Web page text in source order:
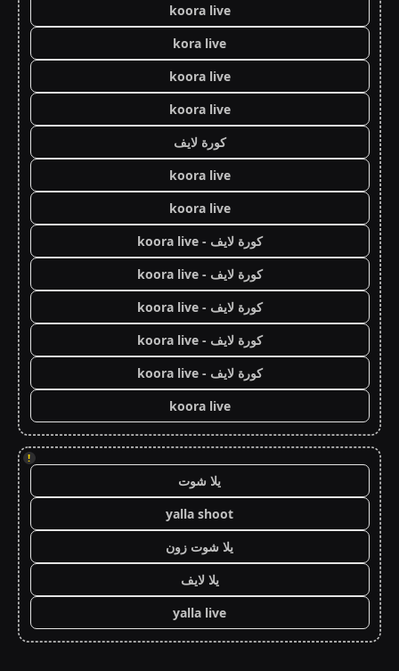
koora live
kora live
koora live
koora live
كورة لايف
koora live
koora live
كورة لايف - koora live
كورة لايف - koora live
كورة لايف - koora live
كورة لايف - koora live
كورة لايف - koora live
koora live
!
يلا شوت
yalla shoot
يلا شوت زون
يلا لايف
yalla live